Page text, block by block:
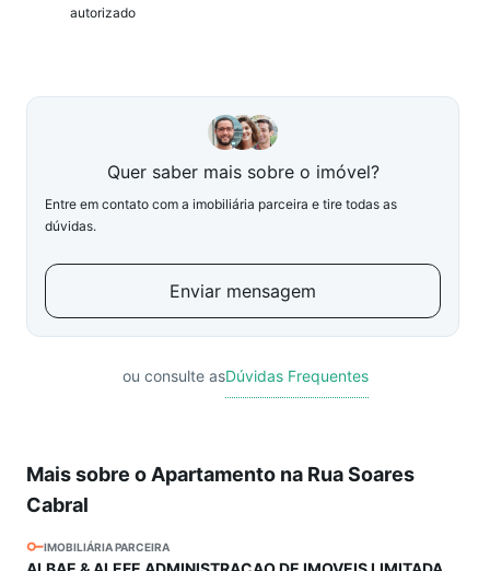
autorizado
Quer saber mais sobre o imóvel?
Entre em contato com a imobiliária parceira e tire todas as
dúvidas.
Enviar mensagem
ou consulte asDúvidas Frequentes
Mais sobre o Apartamento na Rua Soares
Cabral
IMOBILIÁRIA PARCEIRA